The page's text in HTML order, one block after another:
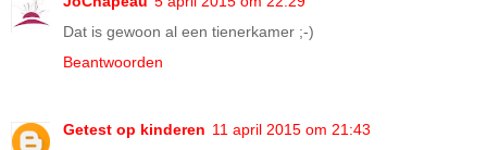
Dat is gewoon al een tienerkamer ;-)
Beantwoorden
Getest op kinderen 11 april 2015 om 21:43